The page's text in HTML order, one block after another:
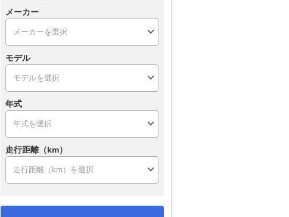
メーカー
モデル
年式
走行距離（km）